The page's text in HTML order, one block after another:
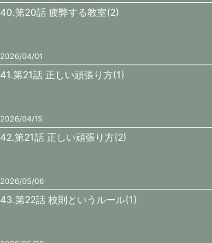
40.第20話 疲弊する教室(2)
2026/04/01
41.第21話 正しい頑張り方(1)
2026/04/15
42.第21話 正しい頑張り方(2)
2026/05/06
43.第22話 校則というルール(1)